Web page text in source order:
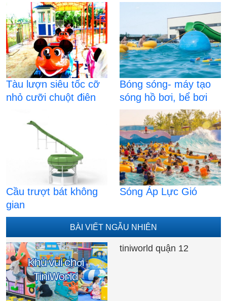
Tàu lượn siêu tốc cỡ
nhỏ cưỡi chuột điên
Bóng sóng- máy tạo
sóng hồ bơi, bể bơi
Cầu trượt bát không
gian
Sóng Áp Lực Gió
BÀI VIẾT NGẪU NHIÊN
tiniworld quận 12